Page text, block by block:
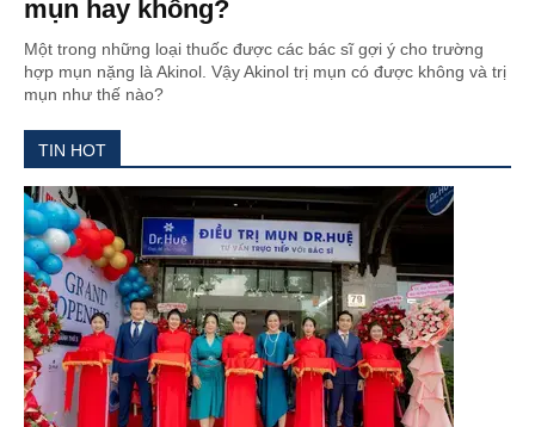
mụn hay không?
Một trong những loại thuốc được các bác sĩ gợi ý cho trường
hợp mụn nặng là Akinol. Vậy Akinol trị mụn có được không và trị
mụn như thế nào?
TIN HOT